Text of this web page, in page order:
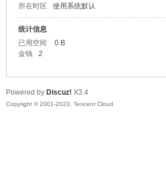
所在时区
使用系统默认
统计信息
已用空间
0 B
金钱
2
Powered by Discuz! X3.4
Copyright © 2001-2023, Tencent Cloud.